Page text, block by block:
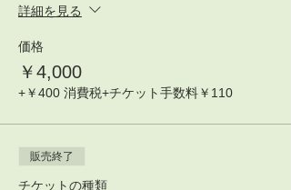
詳細を見る
価格
￥4,000
+￥400 消費税+チケット手数料￥110
販売終了
チケットの種類